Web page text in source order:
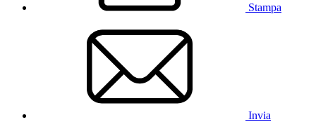
Stampa
Invia